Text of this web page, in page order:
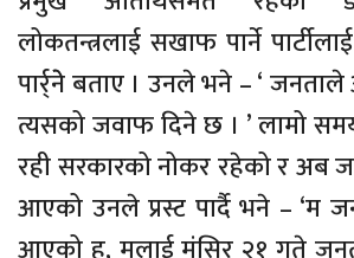
लोकतन्त्रलाई सखाफ पार्ने
पार्र्नेे बताए । उनले भने – ‘
त्यसको जवाफ दिने छ । ’ लामो
रही सरकारको नोकर रहेको र अब
आएको उनले प्रस्ट पार्दै भने – ‘म